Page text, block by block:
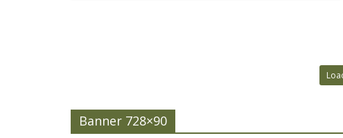
Banner 728×90